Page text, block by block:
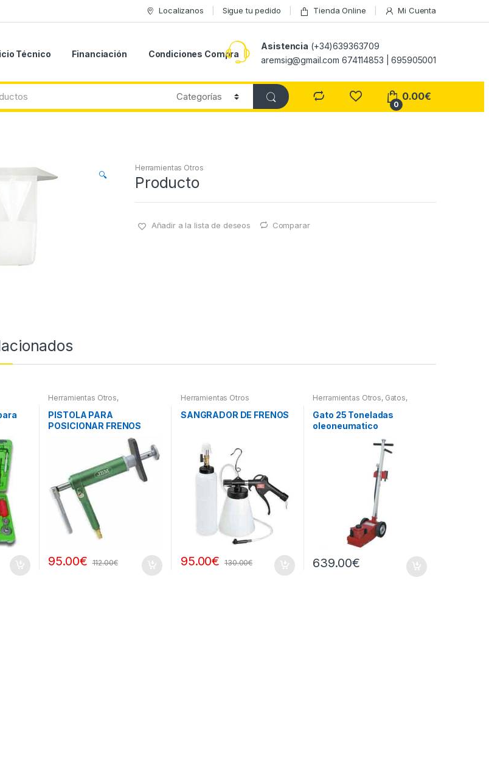
Localizanos Sigue tu pedido Tienda Online Mi Cuenta
Técnico Financiación Condiciones Compra
Asistencia (+34)639363709
aremsig@gmail.com 674114853 | 695905001
0
0.00€
🔍
Herramientas Otros
Producto
Añadir a la lista de deseos Comparar
Herramientas Otros,
Refrigeración
PISTOLA PARA
POSICIONAR FRENOS
95.00€ 112.00€
Herramientas Otros
SANGRADOR DE FRENOS
95.00€ 130.00€
Herramientas Otros, Gatos,
Gato 25 Toneladas
oleoneumatico
639.00€